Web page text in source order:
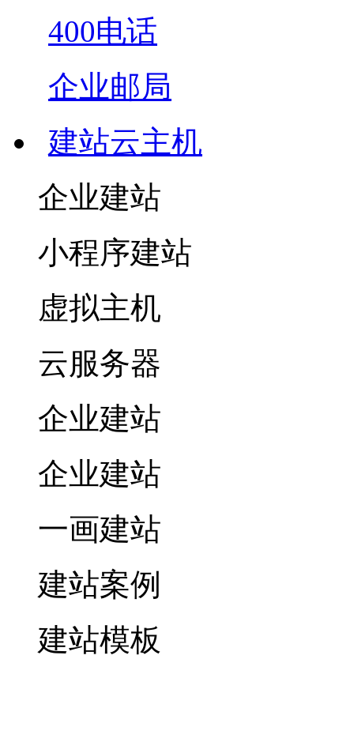
400电话
企业邮局
建站云主机
企业建站
小程序建站
虚拟主机
云服务器
企业建站
企业建站
一画建站
建站案例
建站模板